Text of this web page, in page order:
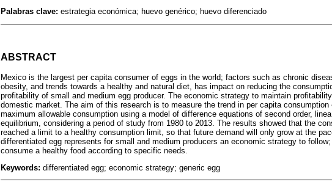
Palabras clave: estrategia económica; huevo genérico; huevo diferenciado
ABSTRACT
Mexico is the largest per capita consumer of eggs in the world; factors such as chronic
obesity, and trends towards a healthy and natural diet, has impact on reducing the
profitability of small and medium egg producer. The economic strategy to maintain
domestic market. The aim of this research is to measure the trend in per capita
maximum allowable consumption using a model of difference equations of second order,
equilibrium, considering a period of study from 1980 to 2013. The results showed that the
reached a limit to a healthy consumption limit, so that future demand will only grow at the
differentiated egg represents for small and medium producers an economic strategy to
consume a healthy food according to specific needs.
Keywords: differentiated egg; economic strategy; generic egg